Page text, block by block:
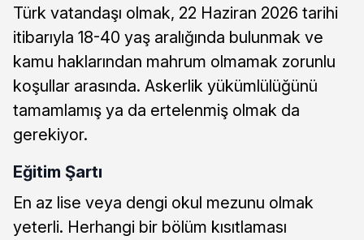
Türk vatandaşı olmak, 22 Haziran 2026 tarihi
itibarıyla 18-40 yaş aralığında bulunmak ve
kamu haklarından mahrum olmamak zorunlu
koşullar arasında. Askerlik yükümlülüğünü
tamamlamış ya da ertelenmiş olmak da
gerekiyor.
Eğitim Şartı
En az lise veya dengi okul mezunu olmak
yeterli. Herhangi bir bölüm kısıtlaması